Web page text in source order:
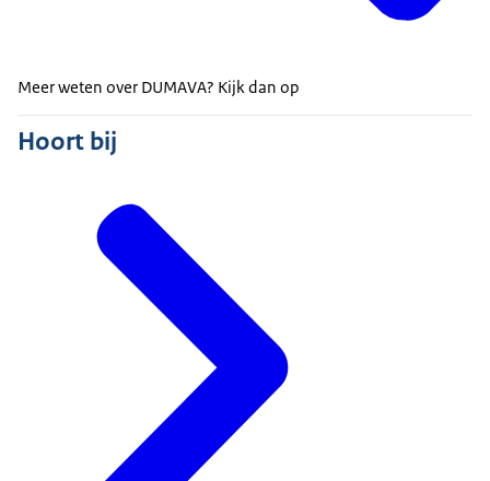
Meer weten over DUMAVA? Kijk dan op
Hoort bij